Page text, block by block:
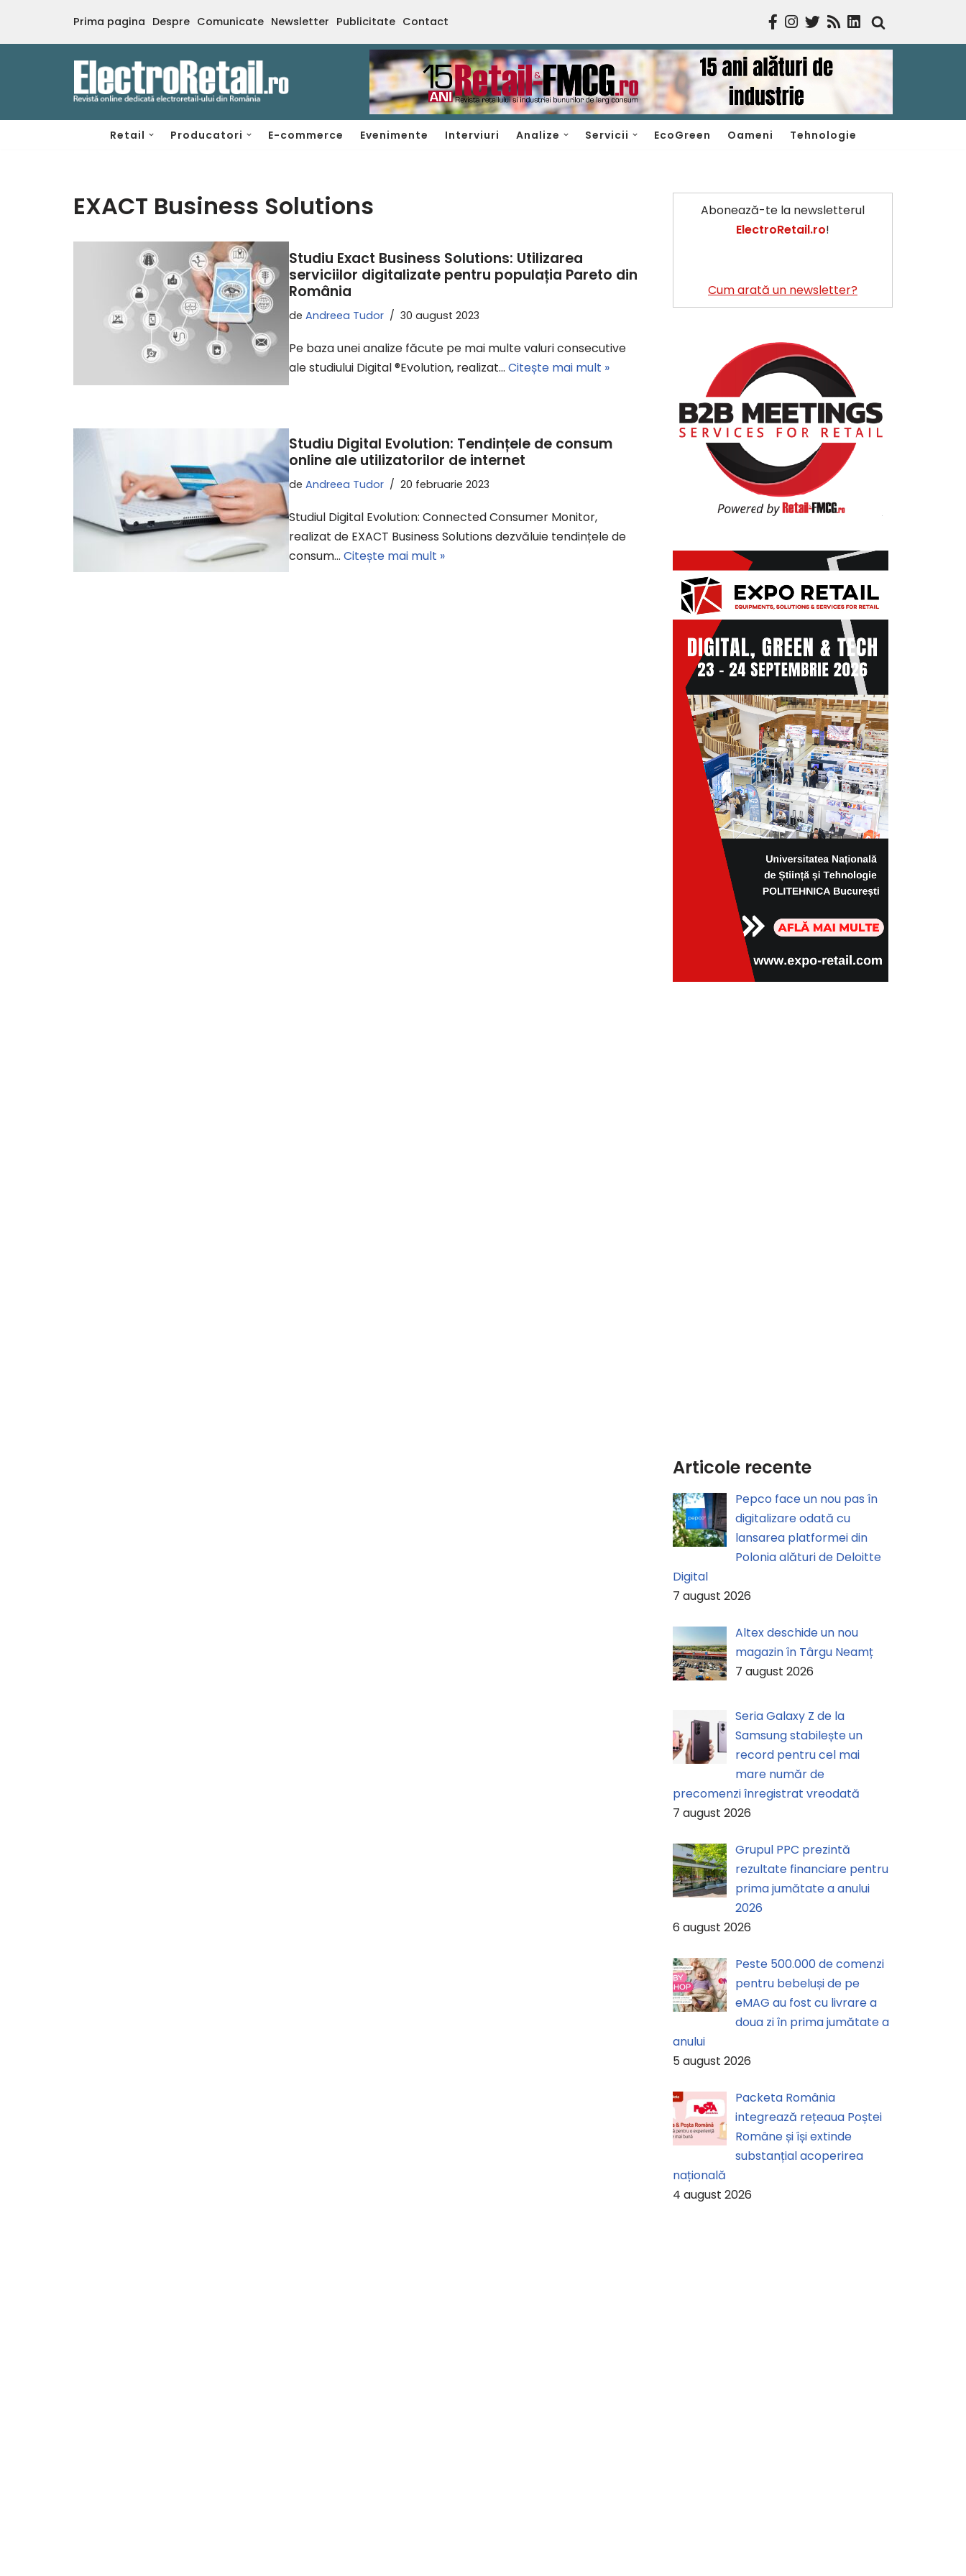
Sari
Prima pagina Despre Comunicate Newsletter Publicitate Contact
Retail Producatori E-commerce Evenimente Interviuri Analize Servicii EcoGreen Oameni Tehnologie
EXACT Business Solutions
Studiu Exact Business Solutions: Utilizarea
serviciilor digitalizate pentru populația Pareto din
România
de Andreea Tudor 30 august 2023
Pe baza unei analize făcute pe mai multe valuri consecutive
ale studiului Digital ®Evolution, realizat… Citește mai mult »
Studiu Digital Evolution: Tendințele de consum
online ale utilizatorilor de internet
de Andreea Tudor 20 februarie 2023
Studiul Digital Evolution: Connected Consumer Monitor,
realizat de EXACT Business Solutions dezvăluie tendințele de
consum… Citește mai mult »
Abonează-te la newsletterul
ElectroRetail.ro!
Cum arată un newsletter?
Articole recente
Pepco face un nou pas în
digitalizare odată cu
lansarea platformei din
Polonia alături de Deloitte
Digital
7 august 2026
Altex deschide un nou
magazin în Târgu Neamț
7 august 2026
Seria Galaxy Z de la
Samsung stabilește un
record pentru cel mai
mare număr de
precomenzi înregistrat vreodată
7 august 2026
Grupul PPC prezintă
rezultate financiare pentru
prima jumătate a anului
2026
6 august 2026
Peste 500.000 de comenzi
pentru bebeluși de pe
eMAG au fost cu livrare a
doua zi în prima jumătate a
anului
5 august 2026
Packeta România
integrează rețeaua Poștei
Române și își extinde
substanțial acoperirea
națională
4 august 2026